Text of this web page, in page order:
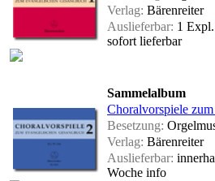
Verlag: Bärenreiter
Auslieferbar: 1 Expl.
sofort lieferbar
Sammelalbum
Choralvorspiele
Besetzung:
Verlag: Bärenreiter
Auslieferbar:
Woche info